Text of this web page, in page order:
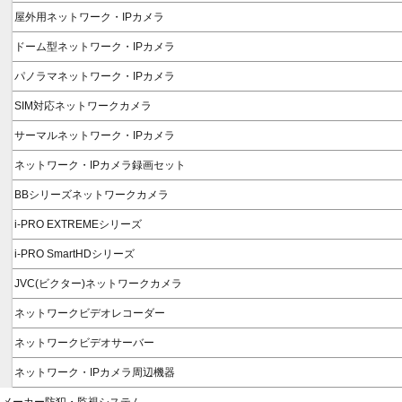
屋外用ネットワーク・IPカメラ
ドーム型ネットワーク・IPカメラ
パノラマネットワーク・IPカメラ
SIM対応ネットワークカメラ
サーマルネットワーク・IPカメラ
ネットワーク・IPカメラ録画セット
BBシリーズネットワークカメラ
i-PRO EXTREMEシリーズ
i-PRO SmartHDシリーズ
JVC(ビクター)ネットワークカメラ
ネットワークビデオレコーダー
ネットワークビデオサーバー
ネットワーク・IPカメラ周辺機器